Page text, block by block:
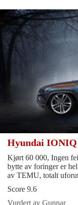
Hyundai IONIQ
Kjørt 60 000, Ingen
bytte av foringer er
av TEMU, totalt
Score 9.6
Vurdert av Gunnar